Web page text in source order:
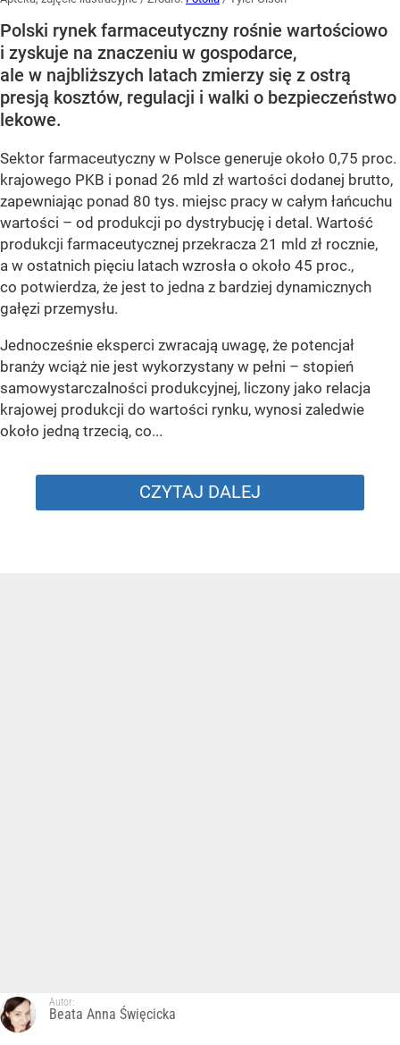
Polski rynek farmaceutyczny rośnie wartościowo
i zyskuje na znaczeniu w gospodarce,
ale w najbliższych latach zmierzy się z ostrą
presją kosztów, regulacji i walki o bezpieczeństwo
lekowe.
Sektor farmaceutyczny w Polsce generuje około 0,75 proc.
krajowego PKB i ponad 26 mld zł wartości dodanej brutto,
zapewniając ponad 80 tys. miejsc pracy w całym łańcuchu
wartości – od produkcji po dystrybucję i detal. Wartość
produkcji farmaceutycznej przekracza 21 mld zł rocznie,
a w ostatnich pięciu latach wzrosła o około 45 proc.,
co potwierdza, że jest to jedna z bardziej dynamicznych
gałęzi przemysłu.
Jednocześnie eksperci zwracają uwagę, że potencjał
branży wciąż nie jest wykorzystany w pełni – stopień
samowystarczalności produkcyjnej, liczony jako relacja
krajowej produkcji do wartości rynku, wynosi zaledwie
około jedną trzecią, co...
CZYTAJ DALEJ
Autor:
Beata Anna Święcicka